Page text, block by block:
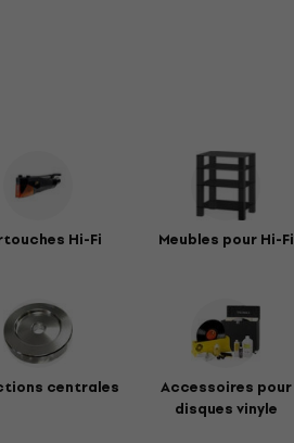
Hi-Fi Meubles pour Hi-Fi
centrales
Accessoires pour
disques vinyle